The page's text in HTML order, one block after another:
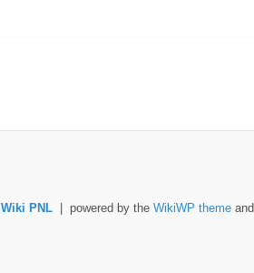
Wiki PNL | powered by the WikiWP theme and